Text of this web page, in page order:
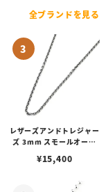
全ブランドを見る
レザーズアンドトレジャー
ズ 3mm スモールオーバ
ブスタークラスプ＆LTロ
¥15,400